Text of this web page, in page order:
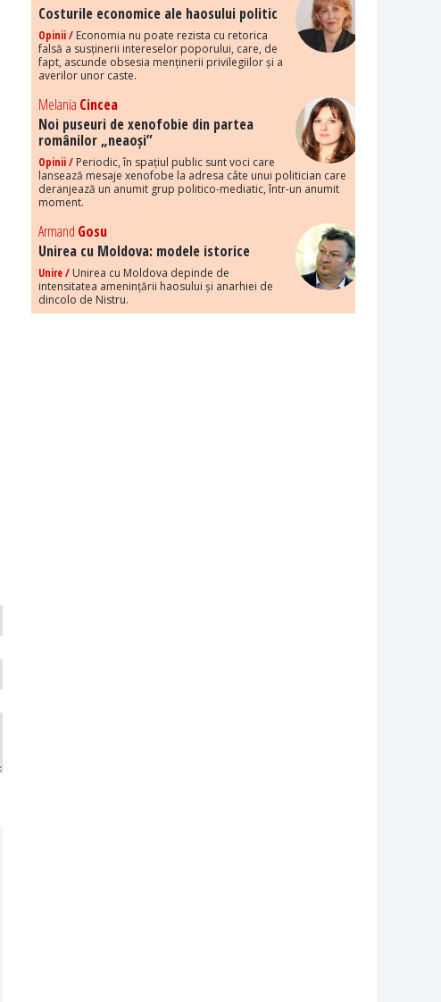
Costurile economice ale haosului politic
Opinii / Economia nu poate rezista cu retorica
falsă a susținerii intereselor poporului, care, de
fapt, ascunde obsesia menținerii privilegiilor și a
averilor unor caste.
Melania Cincea
Noi puseuri de xenofobie din partea
românilor „neaoși”
Opinii / Periodic, în spațiul public sunt voci care
lansează mesaje xenofobe la adresa câte unui politician care
deranjează un anumit grup politico-mediatic, într-un anumit
moment.
Armand Gosu
Unirea cu Moldova: modele istorice
Unire / Unirea cu Moldova depinde de
intensitatea amenințării haosului și anarhiei de
dincolo de Nistru.